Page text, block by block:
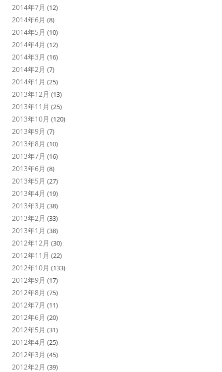
2014年7月 (12)
2014年6月 (8)
2014年5月 (10)
2014年4月 (12)
2014年3月 (16)
2014年2月 (7)
2014年1月 (25)
2013年12月 (13)
2013年11月 (25)
2013年10月 (120)
2013年9月 (7)
2013年8月 (10)
2013年7月 (16)
2013年6月 (8)
2013年5月 (27)
2013年4月 (19)
2013年3月 (38)
2013年2月 (33)
2013年1月 (38)
2012年12月 (30)
2012年11月 (22)
2012年10月 (133)
2012年9月 (17)
2012年8月 (75)
2012年7月 (11)
2012年6月 (20)
2012年5月 (31)
2012年4月 (25)
2012年3月 (45)
2012年2月 (39)